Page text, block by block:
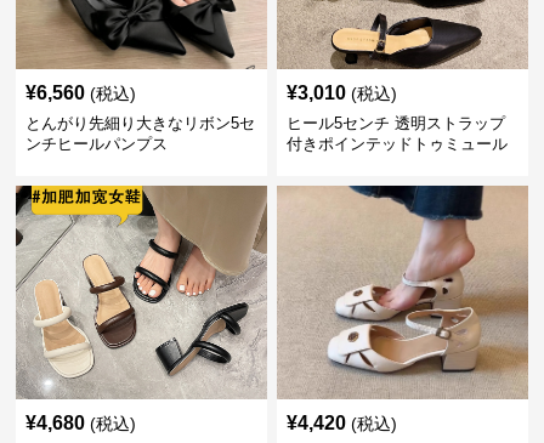
¥6,560 (税込)
とんがり先細り大きなリボン5セ
ンチヒールパンプス
¥3,010 (税込)
ヒール5センチ 透明ストラップ
付きポインテッドトゥミュール
¥4,680 (税込) ¥4,420 (税込)